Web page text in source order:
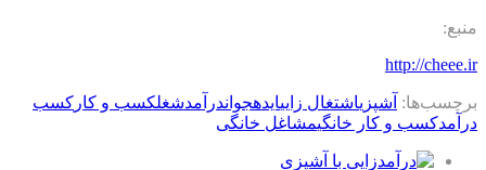
منبع:
http://cheee.ir
برچسب‌ها: آشپزیاشتغال زاییایدهجواندرآمدشغلكسب و كار کسب
درآمدکسب و کار خانگیمشاغل خانگی